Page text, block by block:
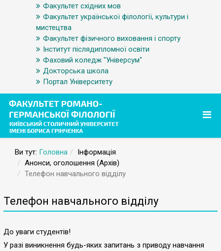
Факультет східних мов
Факультет української філології, культури і
мистецтва
Факультет фізичного виховання і спорту
Інститут післядипломної освіти
Фаховий коледж "Універсум"
Докторська школа
Портал Університету
Ви тут: Головна
Інформація
Анонси, оголошення (Архів)
Телефон навчального відділу
Телефон навчального відділу
До уваги студентів!
У разі виникнення будь-яких запитань з приводу навчання